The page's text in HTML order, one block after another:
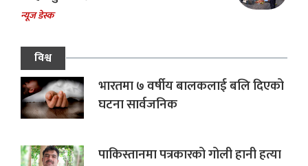
न्यूज डेस्क
विश्व
भारतमा ७ वर्षीय बालकलाई बलि दिएको
घटना सार्वजनिक
पाकिस्तानमा पत्रकारको गोली हानी हत्या